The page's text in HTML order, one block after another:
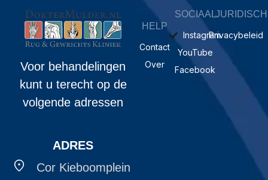
Voor behandelingen
kunt u terecht op de
volgende adressen
ADRES
Cor Kieboomplein
HELP
Contact
Over
SOCIAAL
Instagram
YouTube
Facebook
JURIDISCH
Privacybeleid